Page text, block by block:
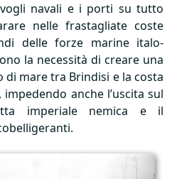
navali e i porti su tutto
nelle frastagliate coste
delle forze marine italo-
la necessità di creare una
mare tra Brindisi e la costa
anche l’uscita sul
imperiale nemica e il